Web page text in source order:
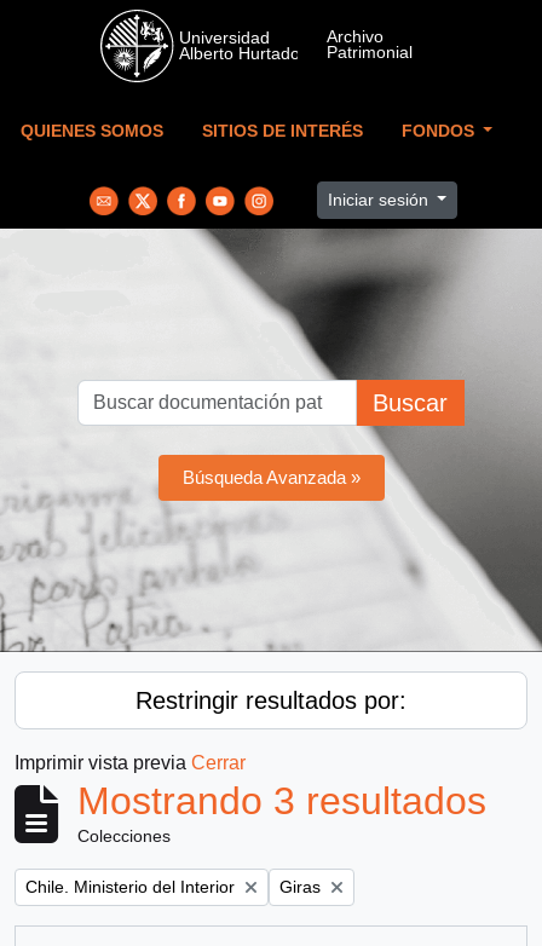
Skip to main content
QUIENES SOMOS SITIOS DE INTERÉS FONDOS
Iniciar sesión
Buscar
Búsqueda Avanzada »
Restringir resultados por:
Imprimir vista previa Cerrar
Mostrando 3 resultados
Colecciones
Remove filter:
Chile. Ministerio del Interior Remove filter:
Giras